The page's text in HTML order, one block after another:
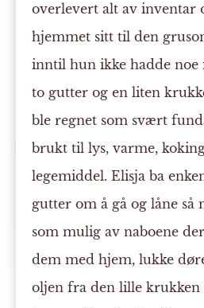
overlevert alt av inventar
hjemmet sitt til den
inntil hun ikke hadde
to gutter og en liten
ble regnet som svært
brukt til lys, varme,
legemiddel. Elisja ba
gutter om å gå og låne så
som mulig av naboene
dem med hjem, lukke
oljen fra den lille